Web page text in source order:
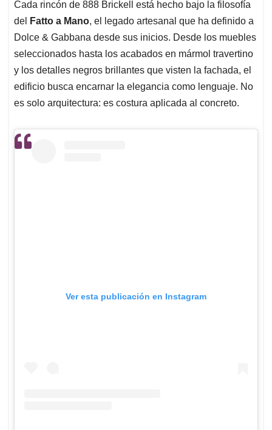
Cada rincón de 888 Brickell está hecho bajo la filosofía
del
Fatto a Mano, el legado artesanal que ha definido a
Dolce & Gabbana desde sus inicios. Desde los muebles
seleccionados hasta los acabados en mármol travertino
y los detalles negros brillantes que visten la fachada, el
edificio busca encarnar la elegancia como lenguaje. No
es solo arquitectura: es costura aplicada al concreto.
Ver esta publicación en Instagram